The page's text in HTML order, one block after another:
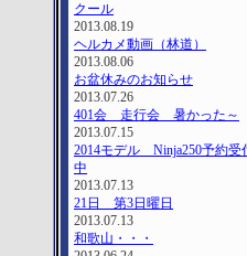
クール
2013.08.19
ヘルカメ動画（林道）
2013.08.06
お盆休みのお知らせ
2013.07.26
401会 走行会 暑かった～
2013.07.15
2014モデル Ninja250予約受
中
2013.07.13
21日 第3日曜日
2013.07.13
和歌山・・・